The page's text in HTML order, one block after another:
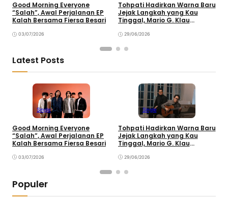
Good Morning Everyone
“Salah”, Awal Perjalanan EP
Kalah Bersama Fiersa Besari
03/07/2026
Tohpati Hadirkan Warna Baru
Jejak Langkah yang Kau
Tinggal, Mario G. Klau
29/06/2026
Latest Posts
Single
Good Morning Everyone
“Salah”, Awal Perjalanan EP
Kalah Bersama Fiersa Besari
03/07/2026
Single
Tohpati Hadirkan Warna Baru
Jejak Langkah yang Kau
Tinggal, Mario G. Klau
29/06/2026
Populer